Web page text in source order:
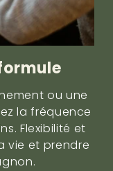
ou une
la fréquence
Flexibilité et
vie et prendre